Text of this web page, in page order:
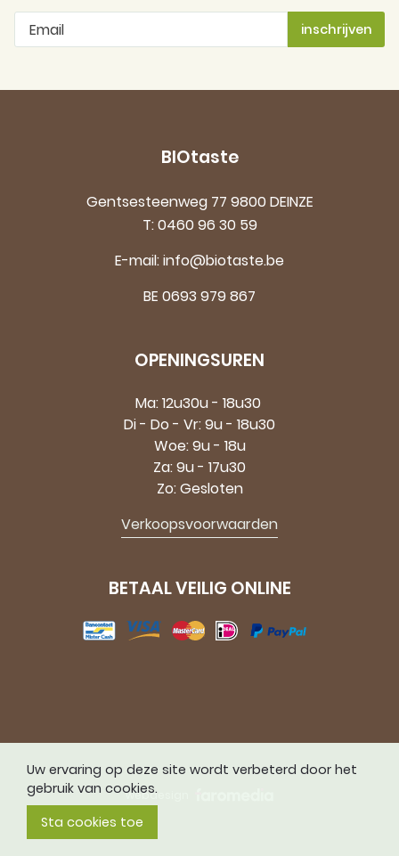
BIOtaste
Gentsesteenweg 77 9800 DEINZE
T:0460 96 30 59
E-mail:info@biotaste.be
BE 0693 979 867
OPENINGSUREN
Ma: 12u30u - 18u30
Di - Do - Vr: 9u - 18u30
Woe: 9u - 18u
Za: 9u - 17u30
Zo: Gesloten
Verkoopsvoorwaarden
BETAAL VEILIG ONLINE
webdesign
Uw ervaring op deze site wordt verbeterd door het
gebruik van cookies.
Sta cookies toe